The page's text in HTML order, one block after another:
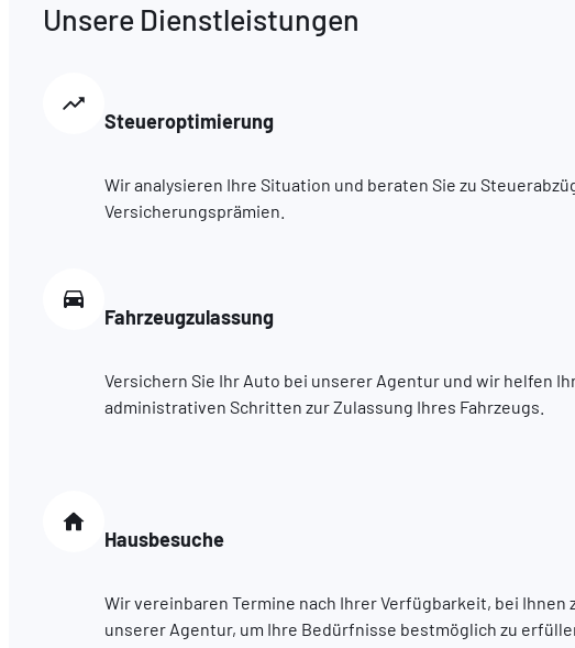
Unsere Dienstleistungen
Steueroptimierung
Wir analysieren Ihre Situation und beraten Sie zu
Versicherungsprämien.
Fahrzeugzulassung
Versichern Sie Ihr Auto bei unserer Agentur und wir helfen
administrativen Schritten zur Zulassung Ihres Fahrzeugs.
Hausbesuche
Wir vereinbaren Termine nach Ihrer Verfügbarkeit, bei Ihnen
unserer Agentur, um Ihre Bedürfnisse bestmöglich zu